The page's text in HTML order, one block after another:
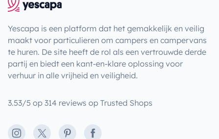
Yescapa is een platform dat het gemakkelijk en veilig
maakt voor particulieren om campers en campervans
te huren. De site heeft de rol als een vertrouwde derde
partij en biedt een kant-en-klare oplossing voor
verhuur in alle vrijheid en veiligheid.
3.53/5 op 314 reviews op Trusted Shops
Instagram
X PinterestFacebook